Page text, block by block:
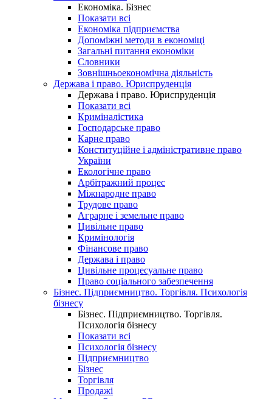
Економіка. Бізнес
Показати всі
Економіка підприємства
Допоміжні методи в економіці
Загальні питання економіки
Словники
Зовнішньоекономічна діяльність
Держава і право. Юриспруденція
Держава і право. Юриспруденція
Показати всі
Криміналістика
Господарське право
Карне право
Конституційне і адміністративне право
України
Екологічне право
Арбітражний процес
Міжнародне право
Трудове право
Аграрне і земельне право
Цивільне право
Кримінологія
Фінансове право
Держава і право
Цивільне процесуальне право
Право соціального забезпечення
Бізнес. Підприємництво. Торгівля. Психологія
бізнесу
Бізнес. Підприємництво. Торгівля.
Психологія бізнесу
Показати всі
Психологія бізнесу
Підприємництво
Бізнес
Торгівля
Продажі